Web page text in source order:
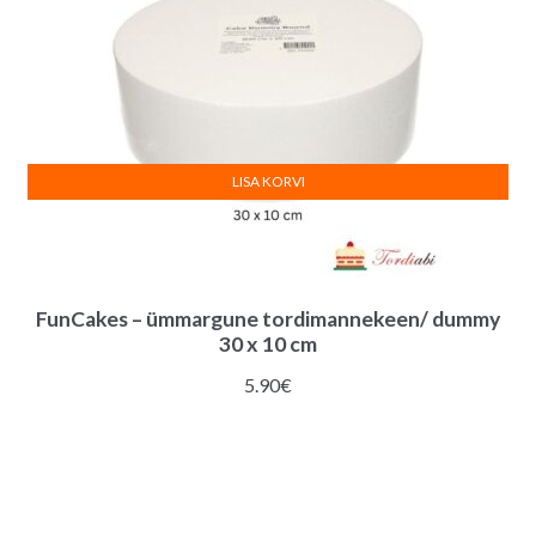
FunCakes – ümmargune tordimannekeen/ dummy
30 x 10 cm
5.90€
LISA KORVI